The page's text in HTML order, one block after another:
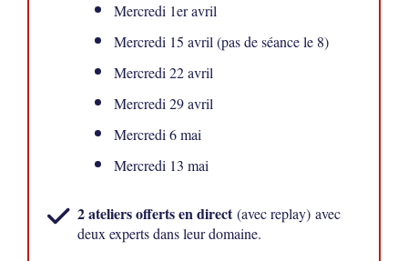
Mercredi 1er avril
Mercredi 15 avril (pas de séance le 8)
Mercredi 22 avril
Mercredi 29 avril
Mercredi 6 mai
Mercredi 13 mai
2 ateliers offerts en direct(avec replay) avec
deux experts dans leur domaine.